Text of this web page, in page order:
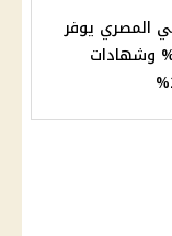
المصري يوفر
يومي يصل ل 18.75% وشهادات